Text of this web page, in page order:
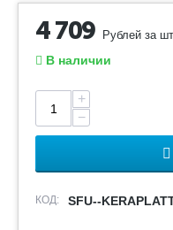
4 709 Рублей за
В наличии
+
−
КОД: SFU--